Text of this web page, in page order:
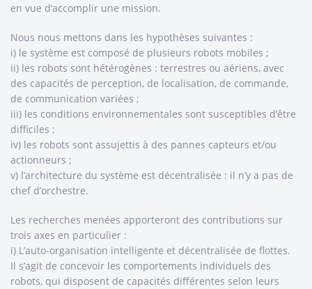
en vue d’accomplir une mission.
Nous nous mettons dans les hypothèses suivantes :
i) le système est composé de plusieurs robots mobiles ;
ii) les robots sont hétérogènes : terrestres ou aériens, avec
des capacités de perception, de localisation, de commande,
de communication variées ;
iii) les conditions environnementales sont susceptibles d’être
difficiles ;
iv) les robots sont assujettis à des pannes capteurs et/ou
actionneurs ;
v) l’architecture du système est décentralisée : il n’y a pas de
chef d’orchestre.
Les recherches menées apporteront des contributions sur
trois axes en particulier :
i) L’auto-organisation intelligente et décentralisée de flottes.
Il s’agit de concevoir les comportements individuels des
robots, qui disposent de capacités différentes selon leurs